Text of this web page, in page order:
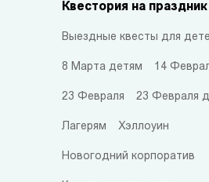
Квестория на праздник
Выездные квесты для
8 Марта детям 14
23 Февраля 23 Февраля
Лагерям Хэллоуин
Новогодний корпоратив